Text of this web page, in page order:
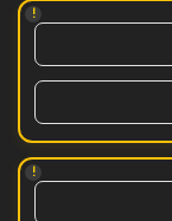
!
!